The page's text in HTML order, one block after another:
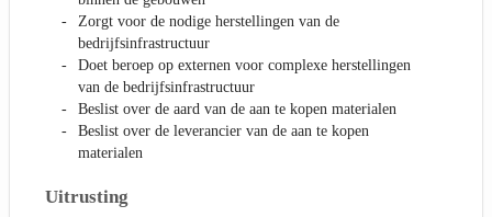
Zorgt voor de nodige herstellingen van de
bedrijfsinfrastructuur
Doet beroep op externen voor complexe herstellingen
van de bedrijfsinfrastructuur
Beslist over de aard van de aan te kopen materialen
Beslist over de leverancier van de aan te kopen
materialen
Uitrusting